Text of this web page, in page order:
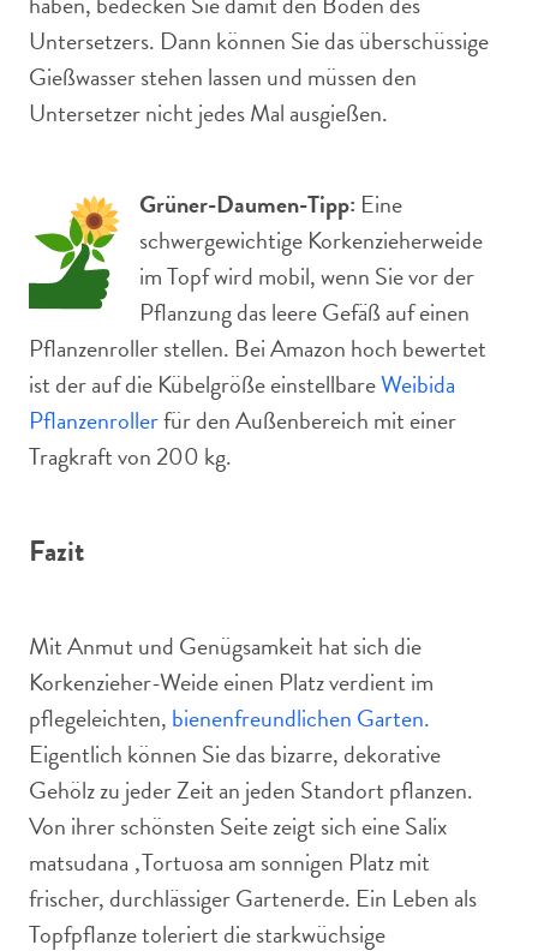
Untersetzers. Dann können Sie das überschüssige
Gießwasser stehen lassen und müssen den
Untersetzer nicht jedes Mal ausgießen.
Grüner-Daumen-Tipp: Eine
schwergewichtige Korkenzieherweide
im Topf wird mobil, wenn Sie vor der
Pflanzung das leere Gefäß auf einen
Pflanzenroller stellen. Bei Amazon hoch bewertet
ist der auf die Kübelgröße einstellbareWeibida
Pflanzenrollerfür den Außenbereich mit einer
Tragkraft von 200 kg.
Fazit
Mit Anmut und Genügsamkeit hat sich die
Korkenzieher-Weide einen Platz verdient im
pflegeleichten, bienenfreundlichen Garten.
Eigentlich können Sie das bizarre, dekorative
Gehölz zu jeder Zeit an jeden Standort pflanzen.
Von ihrer schönsten Seite zeigt sich eine Salix
matsudana ‚Tortuosa am sonnigen Platz mit
frischer, durchlässiger Gartenerde. Ein Leben als
Topfpflanze toleriert die starkwüchsige